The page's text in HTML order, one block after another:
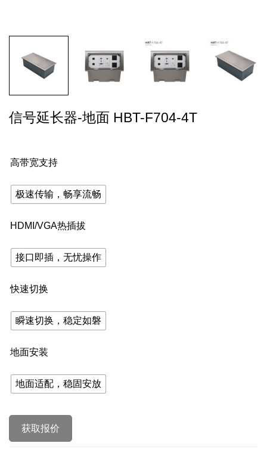
信号延长器-地面 HBT-F704-4T
高带宽支持
极速传输，畅享流畅
HDMI/VGA热插拔
接口即插，无忧操作
快速切换
瞬速切换，稳定如磐
地面安装
地面适配，稳固安放
获取报价